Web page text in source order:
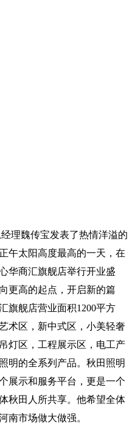
理魏传宝发表了热情洋溢的
午太阳高度最高的一天，在
华商汇旗舰店举行开业盛
更高的起点，开启新的篇
旗舰店营业面积1200平方
术区，新中式区，小美轻奢
灯区，工程展示区，电工产
明的全系列产品。秋田照明
展示和服务平台，更是一个
秋田人所共享。他希望全体
南市场做大做强。